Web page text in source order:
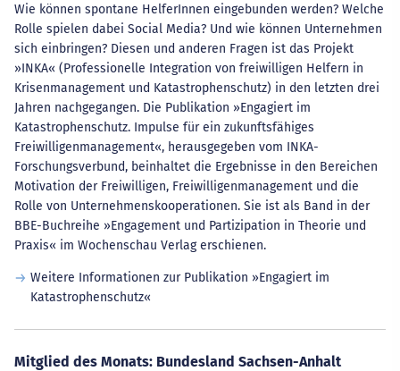
Wie können spontane HelferInnen eingebunden werden? Welche
Rolle spielen dabei Social Media? Und wie können Unternehmen
sich einbringen? Diesen und anderen Fragen ist das Projekt
»INKA« (Professionelle Integration von freiwilligen Helfern in
Krisenmanagement und Katastrophenschutz) in den letzten drei
Jahren nachgegangen. Die Publikation »Engagiert im
Katastrophenschutz. Impulse für ein zukunftsfähiges
Freiwilligenmanagement«, herausgegeben vom INKA-
Forschungsverbund, beinhaltet die Ergebnisse in den Bereichen
Motivation der Freiwilligen, Freiwilligenmanagement und die
Rolle von Unternehmenskooperationen. Sie ist als Band in der
BBE-Buchreihe »Engagement und Partizipation in Theorie und
Praxis« im Wochenschau Verlag erschienen.
Weitere Informationen zur Publikation »Engagiert im
Katastrophenschutz«
Mitglied des Monats: Bundesland Sachsen-Anhalt